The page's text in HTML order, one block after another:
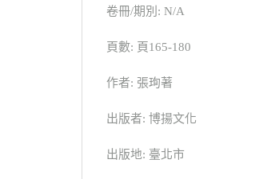
卷冊/期別: N/A
頁數: 頁165-180
作者: 張珣著
出版者: 博揚文化
出版地: 臺北市